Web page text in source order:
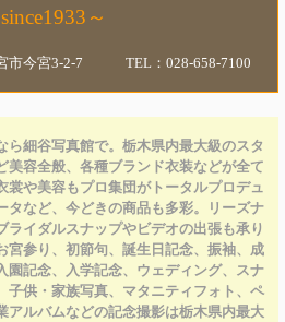
～
市今宮3-2-7 TEL：028-658-7100
ら細谷写真館で。栃木県内最大級のスタ
美容全般、各種ブランド衣装などが全て
裳や美容もプロ集団がトータルプロデュ
タなど、今どきの商品も多彩。リーズナ
ライダルスナップやビデオの出張も承り
宮参り、初節句、誕生日記念、振袖、成
園記念、入学記念、ウェディング、スナ
子供・家族写真、マタニティフォト、ペ
アルバムなどの記念撮影は栃木県内最大